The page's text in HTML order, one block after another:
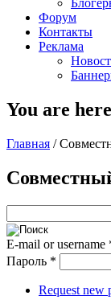
Форум
Контакты
Реклама
You are here
Главная /
E-mail or username
Пароль *
Request new